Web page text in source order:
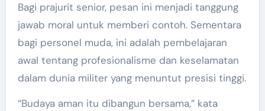
Bagi prajurit senior, pesan ini menjadi tanggung
jawab moral untuk memberi contoh. Sementara
bagi personel muda, ini adalah pembelajaran
awal tentang profesionalisme dan keselamatan
dalam dunia militer yang menuntut presisi tinggi.
“Budaya aman itu dibangun bersama,” kata